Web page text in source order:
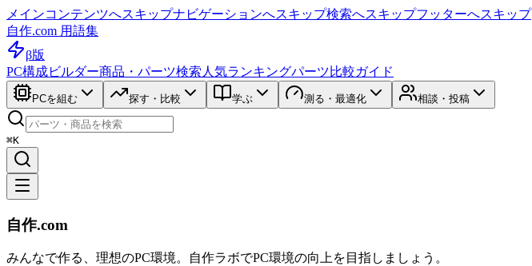
メインコンテンツへスキップナビゲーションへスキップ検索へスキップフッターへスキップ
自作.com 用語集
β版
PC構成ビルダー商品・パーツ検索 人気ランキングパーツ比較ガイド
PCを組む 探す・比較 学ぶ 測る・最適化 相談・投稿
⌘K
自作.com
みんなで作る、理想のPC環境。 自作ラボでPC環境の向上を目指しましょう。